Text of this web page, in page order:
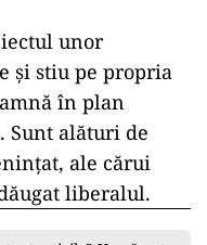
unor
şi stiu pe propria
în plan
Sunt alături de
ale cărui
liberalul.